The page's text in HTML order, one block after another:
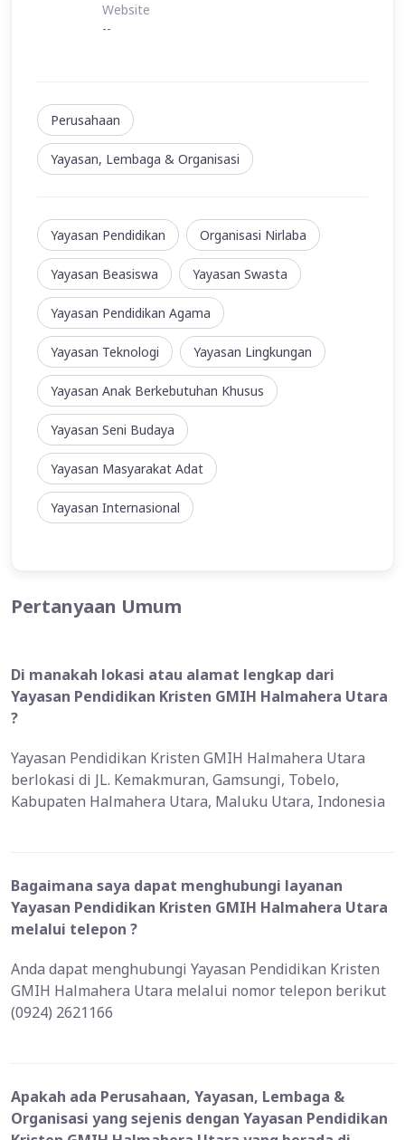
Website
--
Perusahaan
Yayasan, Lembaga & Organisasi
Yayasan Pendidikan Organisasi Nirlaba
Yayasan Beasiswa Yayasan Swasta
Yayasan Pendidikan Agama
Yayasan Teknologi Yayasan Lingkungan
Yayasan Anak Berkebutuhan Khusus
Yayasan Seni Budaya
Yayasan Masyarakat Adat
Yayasan Internasional
Pertanyaan Umum
Di manakah lokasi atau alamat lengkap dari
Yayasan Pendidikan Kristen GMIH Halmahera Utara
?
Yayasan Pendidikan Kristen GMIH Halmahera Utara
berlokasi di JL. Kemakmuran, Gamsungi, Tobelo,
Kabupaten Halmahera Utara, Maluku Utara, Indonesia
Bagaimana saya dapat menghubungi layanan
Yayasan Pendidikan Kristen GMIH Halmahera Utara
melalui telepon ?
Anda dapat menghubungi Yayasan Pendidikan Kristen
GMIH Halmahera Utara melalui nomor telepon berikut
(0924) 2621166
Apakah ada Perusahaan, Yayasan, Lembaga &
Organisasi yang sejenis dengan Yayasan Pendidikan